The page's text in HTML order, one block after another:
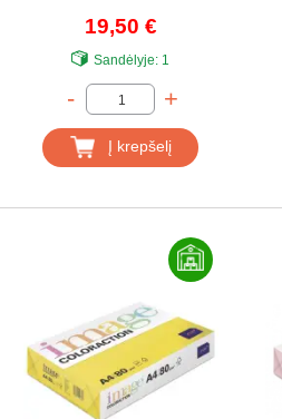
Red)
19,50 €
Sandėlyje: 1
- +
Į krepšelį